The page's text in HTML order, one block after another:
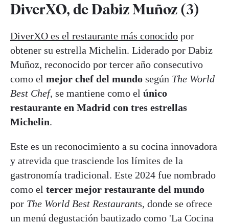
DiverXO, de Dabiz Muñoz (3)
DiverXO es el restaurante más conocido por
obtener su estrella Michelin. Liderado por Dabiz
Muñoz, reconocido por tercer año consecutivo
como el mejor chef del mundo según The World
Best Chef, se mantiene como el único
restaurante en Madrid con tres estrellas
Michelin.
Este es un reconocimiento a su cocina innovadora
y atrevida que trasciende los límites de la
gastronomía tradicional. Este 2024 fue nombrado
como el tercer mejor restaurante del mundo
por The World Best Restaurants, donde se ofrece
un menú degustación bautizado como 'La Cocina